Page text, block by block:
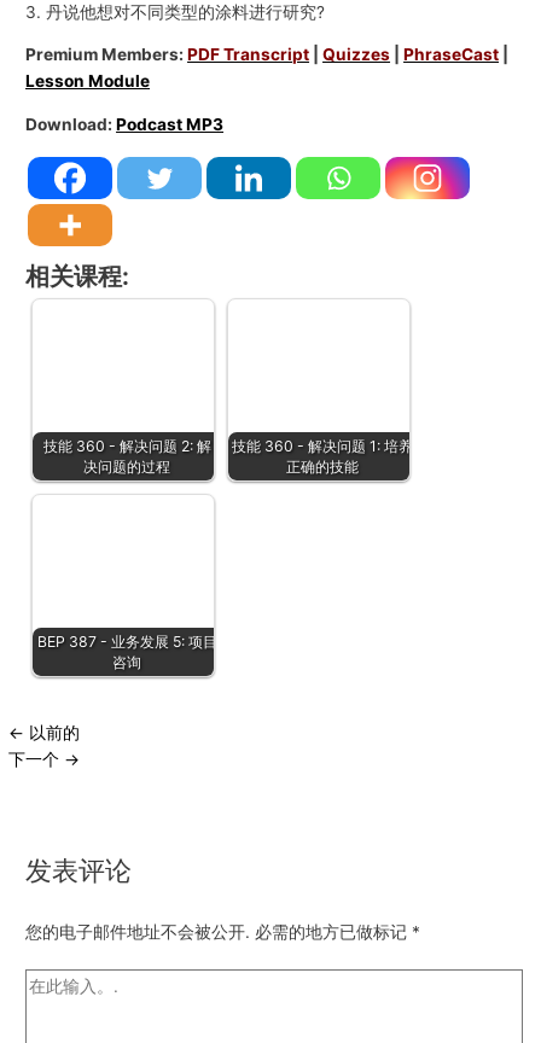
3. 丹说他想对不同类型的涂料进行研究?
Premium Members:PDF Transcript |Quizzes |PhraseCast
Lesson Module
Download:Podcast MP3
相关课程:
技能 360 - 解决问题 2: 解
决问题的过程
技能 360 - 解决问题 1: 培养
正确的技能
BEP 387 - 业务发展 5: 项目
咨询
← 以前的
下一个 →
发表评论
您的电子邮件地址不会被公开. 必需的地方已做标记 *